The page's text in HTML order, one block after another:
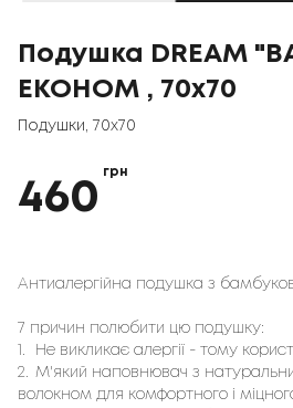
Подушка DREAM
ЕКОНОМ , 70x70
Подушки 70x70
460
грн
Антиалергійна подушка з
7 причин полюбити цю подушку:
Не викликає алергії - тому
2.
М'який наповнювач з
волокном для комфортного і